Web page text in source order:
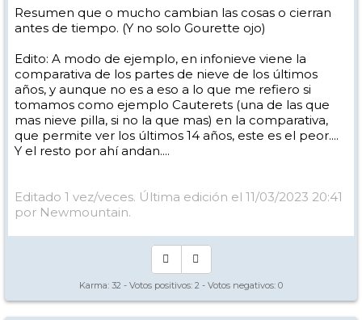
Resumen que o mucho cambian las cosas o cierran
antes de tiempo. (Y no solo Gourette ojo)
Edito: A modo de ejemplo, en infonieve viene la
comparativa de los partes de nieve de los últimos
años, y aunque no es a eso a lo que me refiero si
tomamos como ejemplo Cauterets (una de las que
mas nieve pilla, si no la que mas) en la comparativa,
que permite ver los últimos 14 años, este es el peor....
Y el resto por ahí andan....
Editado 1 vez/veces. Última edición el 11/03/2023 20:41
por Newmountain.
Karma: 32 - Votos positivos: 2 - Votos negativos: 0